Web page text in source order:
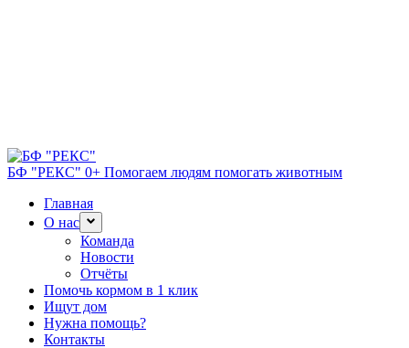
БФ "РЕКС" 0+ Помогаем людям помогать животным
Главная
О нас
Команда
Новости
Отчёты
Помочь кормом в 1 клик
Ищут дом
Нужна помощь?
Контакты